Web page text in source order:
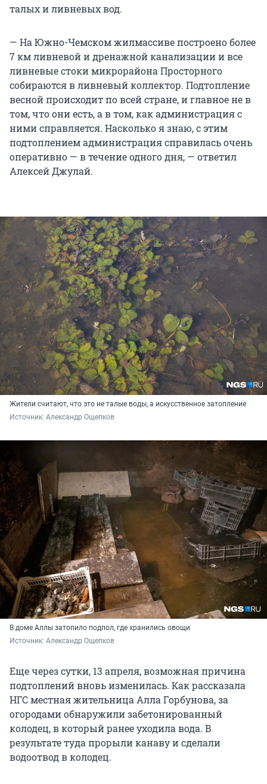
талых и ливневых вод.
— На Южно-Чемском жилмассиве построено более
7 км ливневой и дренажной канализации и все
ливневые стоки микрорайона Просторного
собираются в ливневый коллектор. Подтопление
весной происходит по всей стране, и главное не в
том, что они есть, а в том, как администрация с
ними справляется. Насколько я знаю, с этим
подтоплением администрация справилась очень
оперативно — в течение одного дня, — ответил
Алексей Джулай.
Жители считают, что это не талые воды, а искусственное затопление
Источник: Александр Ощепков
В доме Аллы затопило подпол, где хранились овощи
Источник: Александр Ощепков
Еще через сутки, 13 апреля, возможная причина
подтоплений вновь изменилась. Как рассказала
НГС местная жительница Алла Горбунова, за
огородами обнаружили забетонированный
колодец, в который ранее уходила вода. В
результате туда прорыли канаву и сделали
водоотвод в колодец.